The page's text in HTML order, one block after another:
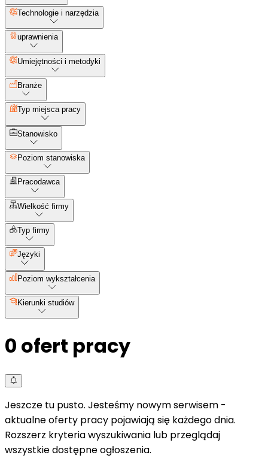
Technologie i narzędzia
uprawnienia
Umiejętności i metodyki
Branże
Typ miejsca pracy
Stanowisko
Poziom stanowiska
Pracodawca
Wielkość firmy
Typ firmy
Języki
Poziom wykształcenia
Kierunki studiów
0 ofert pracy
Jeszcze tu pusto. Jesteśmy nowym serwisem -
aktualne oferty pracy pojawiają się każdego dnia.
Rozszerz kryteria wyszukiwania lub przeglądaj
wszystkie dostępne ogłoszenia.